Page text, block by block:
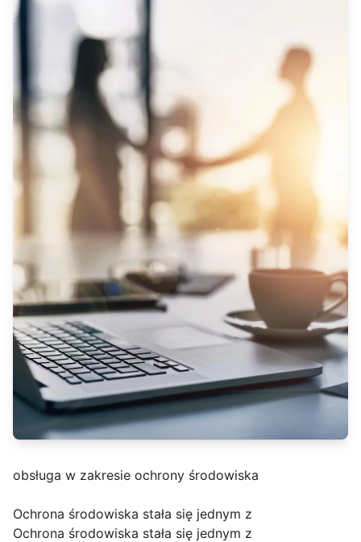
obsługa w zakresie ochrony środowiska
Ochrona środowiska stała się jednym z
Ochrona środowiska stała się jednym z